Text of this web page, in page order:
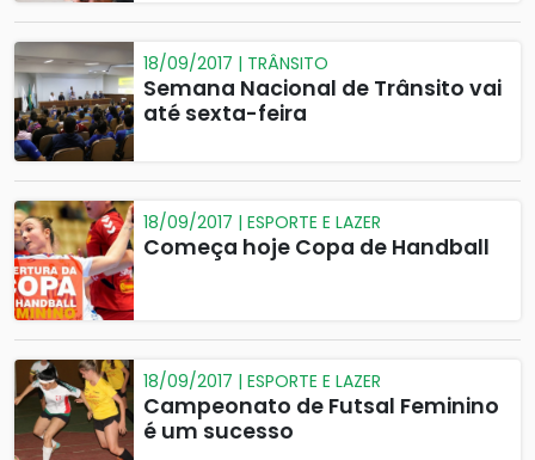
18/09/2017 | TRÂNSITO
Semana Nacional de Trânsito vai
até sexta-feira
18/09/2017 | ESPORTE E LAZER
Começa hoje Copa de Handball
18/09/2017 | ESPORTE E LAZER
Campeonato de Futsal Feminino
é um sucesso